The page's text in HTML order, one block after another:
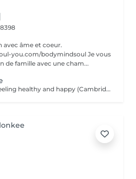
avec âme et coeur.
bodymindsoul Je vous
de famille avec une cham...
Well-being, the state of feeling healthy and happy (Cambridge dictionary) is exactly what you get during the massage. Your body and mind are in agreement. Find a moment of listening, relaxation and the opportunity to refocus and rejuvenate. The massage provokes the release of happiness hormones. The Ayurveda massage finds its roots in India and invites the body to heal itself and create balance between body, mind and spirit, all by getting massaged with hot organic oil. While the oil enters the body with smooth massage techniques, it helps the body to detoxify and release properly. In Ayurveda the science of life a person's health is based on their dosha = a balance of the five elements of the world known as fire, water, earth, space and air. The three doshas: VATA (air & space); PITTA (fire & water); KAPHA ( earth & water). Each person has one dominant dosha based on physical, emotional, mental, and behavioral characteristics. The focus is to bring the energy centers (chakras) in balance by encouraging the elimination of toxins and making the energy in our body flow.